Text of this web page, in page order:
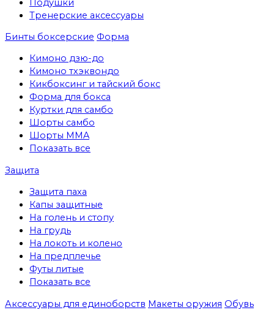
Тренерские аксессуары
Бинты боксерские Форма
Кимоно дзю-до
Кимоно тхэквондо
Кикбоксинг и тайский бокс
Форма для бокса
Куртки для самбо
Шорты самбо
Шорты MMA
Показать все
Защита
Защита паха
Капы защитные
На голень и стопу
На грудь
На локоть и колено
На предплечье
Футы литые
Показать все
Аксессуары для единоборств Макеты оружия Обувь